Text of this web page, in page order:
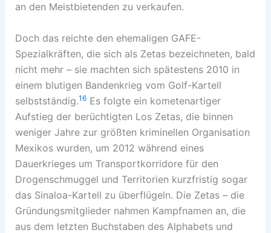
an den Meistbietenden zu verkaufen.
Doch das reichte den ehemaligen GAFE-
Spezialkräften, die sich als Zetas bezeichneten, bald
nicht mehr – sie machten sich spätestens 2010 in
einem blutigen Bandenkrieg vom Golf-Kartell
selbstständig.16Es folgte ein kometenartiger
Aufstieg der berüchtigten Los Zetas, die binnen
weniger Jahre zur größten kriminellen Organisation
Mexikos wurden, um 2012 während eines
Dauerkrieges um Transportkorridore für den
Drogenschmuggel und Territorien kurzfristig sogar
das Sinaloa-Kartell zu überflügeln. Die Zetas – die
Gründungsmitglieder nahmen Kampfnamen an, die
aus dem letzten Buchstaben des Alphabets und